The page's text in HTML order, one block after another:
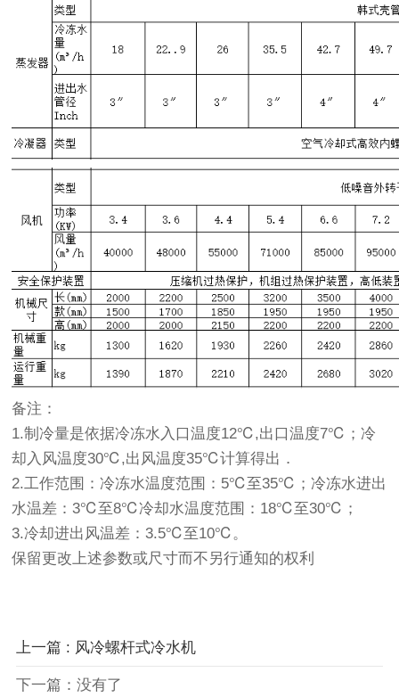
备注：
1.制冷量是依据冷冻水入口温度12℃,出口温度7℃；冷
却入风温度30℃,出风温度35℃计算得出．
2.工作范围：冷冻水温度范围：5℃至35℃；冷冻水进出
水温差：3℃至8℃冷却水温度范围：18℃至30℃；
3.冷却进出风温差：3.5℃至10℃。
保留更改上述参数或尺寸而不另行通知的权利
上一篇 : 风冷螺杆式冷水机
下一篇：没有了